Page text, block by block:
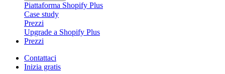
Piattaforma Shopify Plus
Case study
Prezzi
Upgrade a Shopify Plus
Prezzi
Contattaci
Inizia gratis